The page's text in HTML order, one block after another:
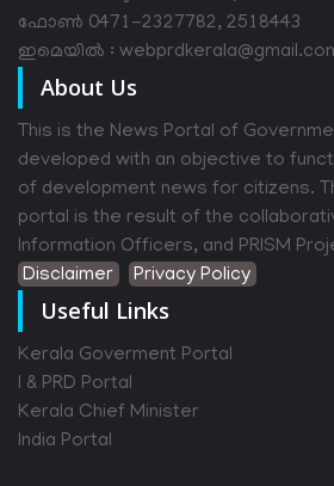
ഫോൺ 0471-2327782, 2518443
ഇമെയിൽ :
About Us
This is the News Portal of
developed with an objective to
of development news for citizens.
portal is the result of the
Information Officers, and PRISM
Disclaimer
Privacy Policy
Useful Links
Kerala Goverment Portal
I & PRD Portal
Kerala Chief Minister
India Portal